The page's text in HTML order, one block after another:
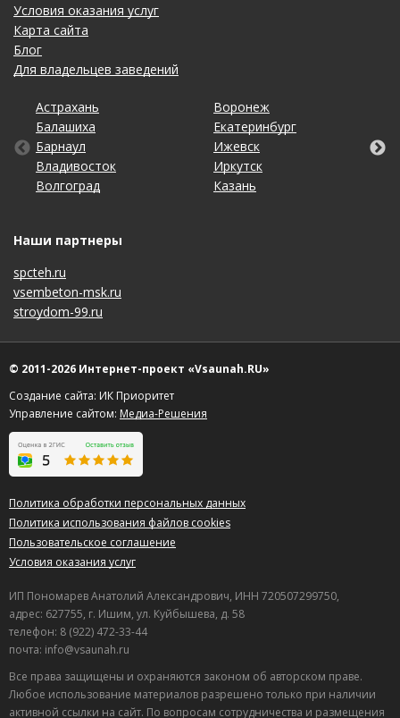
Условия оказания услуг
Карта сайта
Блог
Для владельцев заведений
Астрахань
Балашиха
Барнаул
Владивосток
Волгоград
Воронеж
Екатеринбург
Ижевск
Иркутск
Казань
Калининград
Кемерово
Киров
Краснодар
Красноярск
Липецк
Махачкала
Набережные Челны
Нижний Новгород
Новосибирск
Омск
Оренбург
Пенза
Пермь
Ростов-на-Дону
Рязань
Самара
Санкт-Петербург
Саратов
Ставрополь
Тольятти
Томск
Тула
Тюмень
Ульяновск
Уфа
Хабаровск
Чебоксары
Челябинск
Ярославль
Наши партнеры
spcteh.ru
vsembeton-msk.ru
stroydom-99.ru
© 2011-2026 Интернет-проект «Vsaunah.RU»
Создание сайта: ИК Приоритет
Управление сайтом: Медиа-Решения
Политика обработки персональных данных
Политика использования файлов cookies
Пользовательское соглашение
Условия оказания услуг
ИП Пономарев Анатолий Александрович, ИНН 720507299750,
адрес: 627755, г. Ишим, ул. Куйбышева, д. 58
телефон: 8 (922) 472-33-44
почта: info@vsaunah.ru
Все права защищены и охраняются законом об авторском праве.
Любое использование материалов разрешено только при наличии
активной ссылки на сайт. По вопросам сотрудничества и размещения